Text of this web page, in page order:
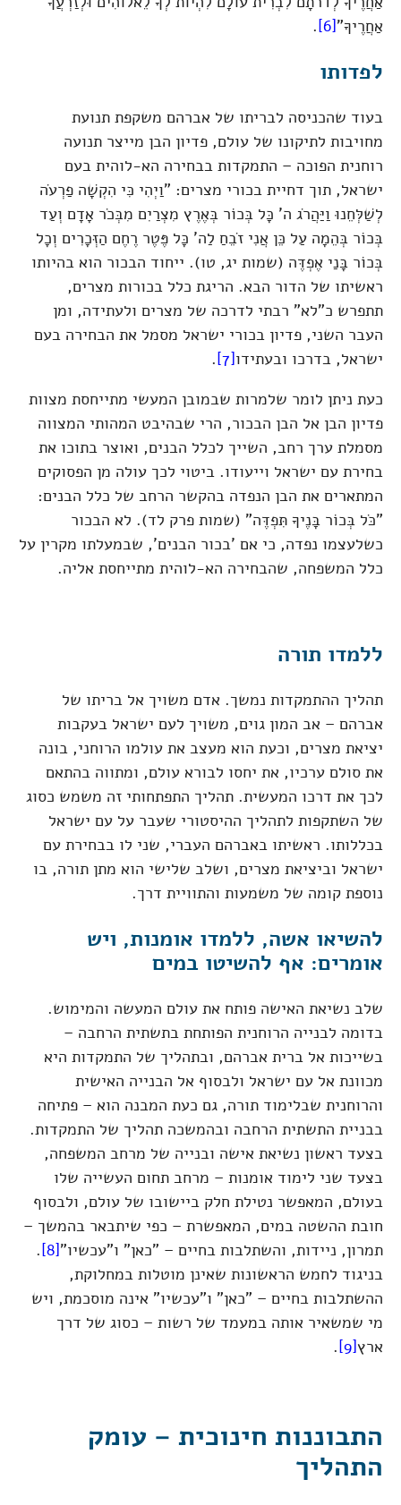
אַחֲרֶיךָ"[6]
.
לפדותו
בעוד שהכניסה לבריתו של אברהם משקפת תנועת
מחויבות לתיקונו של עולם, פדיון הבן מייצר תנועה
רוחנית הפוכה – התמקדות בבחירה הא-לוהית בעם
ישראל, תוך דחיית בכורי מצרים: "וַיְהִי כִּי הִקְשָׁה פַרְעֹה
לְשַׁלְּחֵנוּ וַיַּהֲרֹג ה' כָּל בְּכוֹר בְּאֶרֶץ מִצְרַיִם מִבְּכֹר אָדָם וְעַד
בְּכוֹר בְּהֵמָה עַל כֵּן אֲנִי זֹבֵחַ לַה' כָּל פֶּטֶר רֶחֶם הַזְּכָרִים וְכָל
בְּכוֹר בָּנַי אֶפְדֶּה (שמות יג, טו). ייחוד הבכור הוא בהיותו
ראשיתו של הדור הבא. הריגת כלל בכורות מצרים,
תתפרש כ"לא" רבתי לדרכה של מצרים ולעתידה, ומן
העבר השני, פדיון בכורי ישראל מסמל את הבחירה בעם
ישראל, בדרכו ובעתידו[7]
.
כעת ניתן לומר שלמרות שבמובן המעשי מתייחסת מצוות
פדיון הבן אל הבן הבכור, הרי שבהיבט המהותי המצווה
מסמלת ערך רחב, השייך לכלל הבנים, ואוצר בתוכו את
בחירת עם ישראל וייעודו. ביטוי לכך עולה מן הפסוקים
המתארים את הבן הנפדה בהקשר הרחב של כלל הבנים:
"כֹּל בְּכוֹר בָּנֶיךָ תִּפְדֶּה" (שמות פרק לד). לא הבכור
כשלעצמו נפדה, כי אם 'בכור הבנים', שבמעלתו מקרין על
כלל המשפחה, שהבחירה הא-לוהית מתייחסת אליה.
ללמדו תורה
תהליך ההתמקדות נמשך. אדם משויך אל בריתו של
אברהם – אב המון גוים, משויך לעם ישראל בעקבות
יציאת מצרים, וכעת הוא מעצב את עולמו הרוחני, בונה
את סולם ערכיו, את יחסו לבורא עולם, ומתווה בהתאם
לכך את דרכו המעשית. תהליך התפתחותי זה משמש כסוג
של השתקפות לתהליך ההיסטורי שעבר על עם ישראל
בכללותו. ראשיתו באברהם העברי, שני לו בבחירת עם
ישראל וביציאת מצרים, ושלב שלישי הוא מתן תורה, בו
נוספת קומה של משמעות והתוויית דרך.
להשיאו אשה, ללמדו אומנות, ויש
אומרים: אף להשיטו במים
שלב נשיאת האישה פותח את עולם המעשה והמימוש.
בדומה לבנייה הרוחנית הפותחת בתשתית הרחבה –
בשייכות אל ברית אברהם, ובתהליך של התמקדות היא
מכוונת אל עם ישראל ולבסוף אל הבנייה האישית
והרוחנית שבלימוד תורה, גם כעת המבנה הוא – פתיחה
בבניית התשתית הרחבה ובהמשכה תהליך של התמקדות.
בצעד ראשון נשיאת אישה ובנייה של מרחב המשפחה,
בצעד שני לימוד אומנות – מרחב תחום העשייה שלו
בעולם, המאפשר נטילת חלק ביישובו של עולם, ולבסוף
חובת ההשטה במים, המאפשרת – כפי שיתבאר בהמשך –
תמרון, ניידות, והשתלבות בחיים – "כאן" ו"עכשיו"[8]
.
בניגוד לחמש הראשונות שאינן מוטלות במחלוקת,
ההשתלבות בחיים – "כאן" ו"עכשיו" אינה מוסכמת, ויש
מי שמשאיר אותה במעמד של רשות – כסוג של דרך
ארץ[9]
.
התבוננות חינוכית – עומק
התהליך